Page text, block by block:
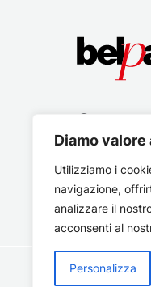
Diamo
Utilizziamo i
navigazione,
analizzare il
acconsenti al
Personalizza
Copyright ©